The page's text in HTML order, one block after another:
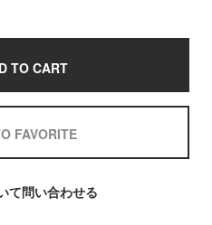
TO CART
FAVORITE
て問い合わせる